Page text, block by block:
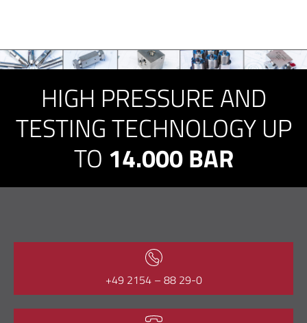
HIGH PRESSURE AND
TESTING TECHNOLOGY UP
TO 14.000 BAR
+49 2154 – 88 29-0